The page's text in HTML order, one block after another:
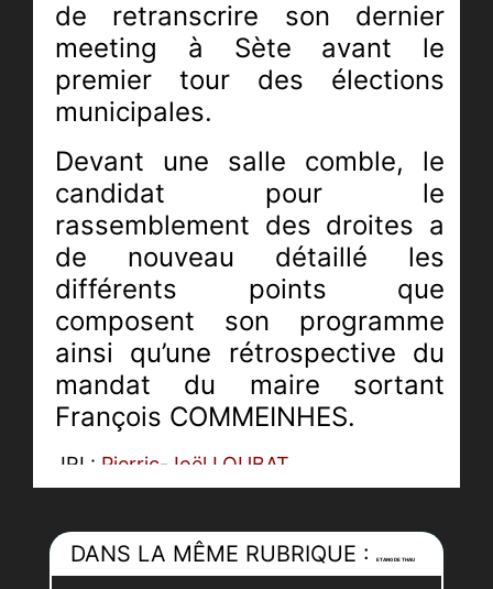
de retranscrire son dernier
meeting à Sète avant le
premier tour des élections
municipales.
Devant une salle comble, le
candidat pour le
rassemblement des droites a
de nouveau détaillé les
différents points que
composent son programme
ainsi qu’une rétrospective du
mandat du maire sortant
François COMMEINHES.
JRI : Pierric-Joël LOUBAT
DANS LA MÊME RUBRIQUE :ETANG DE THAU